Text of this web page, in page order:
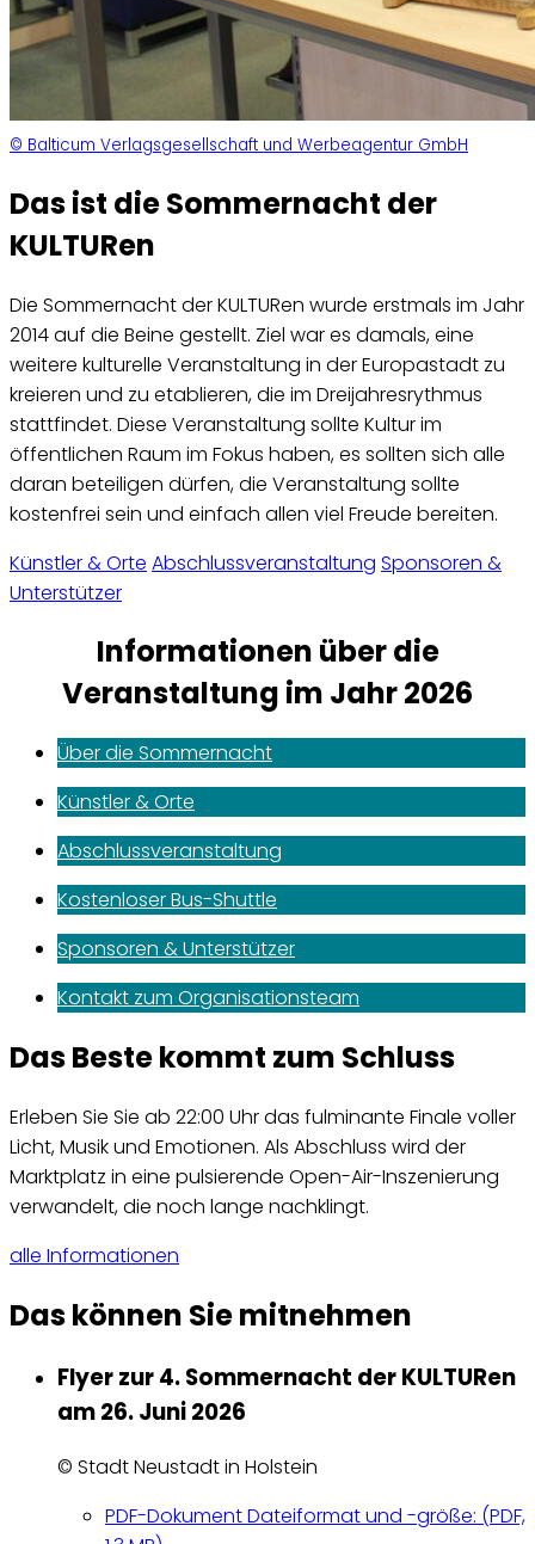
© Balticum Verlagsgesellschaft und Werbeagentur GmbH
Das ist die Sommernacht der
KULTURen
Die Sommernacht der KULTURen wurde erstmals im Jahr
2014 auf die Beine gestellt. Ziel war es damals, eine
weitere kulturelle Veranstaltung in der Europastadt zu
kreieren und zu etablieren, die im Dreijahresrythmus
stattfindet. Diese Veranstaltung sollte Kultur im
öffentlichen Raum im Fokus haben, es sollten sich alle
daran beteiligen dürfen, die Veranstaltung sollte
kostenfrei sein und einfach allen viel Freude bereiten.
Künstler & Orte Abschlussveranstaltung Sponsoren &
Unterstützer
Informationen über die
Veranstaltung im Jahr 2026
Über die Sommernacht
Künstler & Orte
Abschlussveranstaltung
Kostenloser Bus-Shuttle
Sponsoren & Unterstützer
Kontakt zum Organisationsteam
Das Beste kommt zum Schluss
Erleben Sie Sie ab 22:00 Uhr das fulminante Finale voller
Licht, Musik und Emotionen. Als Abschluss wird der
Marktplatz in eine pulsierende Open-Air-Inszenierung
verwandelt, die noch lange nachklingt.
alle Informationen
Das können Sie mitnehmen
Flyer zur 4. Sommernacht der KULTURen
am 26. Juni 2026
© Stadt Neustadt in Holstein
PDF-DokumentDateiformat und -größe: (PDF,